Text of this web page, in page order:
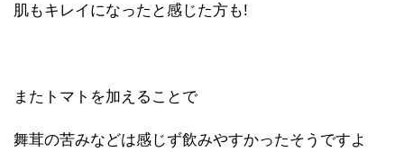
肌もキレイになったと感じた方も!
またトマトを加えることで
舞茸の苦みなどは感じず飲みやすかったそうですよ